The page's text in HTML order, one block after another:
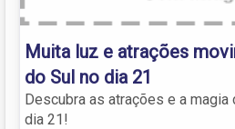
Muita luz e atrações
do Sul no dia 21
Descubra as atrações e a magia
dia 21!